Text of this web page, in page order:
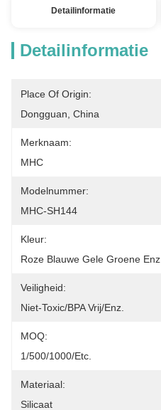
Detailinformatie
Detailinformatie
Place Of Origin:
Dongguan, China
Merknaam:
MHC
Modelnummer:
MHC-SH144
Kleur:
Roze Blauwe Gele Groene Enz.
Veiligheid:
Niet-Toxic/BPA Vrij/enz.
MOQ:
1/500/1000/etc.
Materiaal:
Silicaat